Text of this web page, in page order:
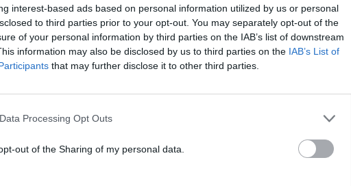
interest-based ads based on personal information utilized by us or personal
to third parties prior to your opt-out. You may separately opt-out of the
of your personal information by third parties on the IAB’s list of downstream
information may also be disclosed by us to third parties on the IAB’s List of
that may further disclose it to other third parties.
Processing Opt Outs
out of the Sharing of my personal data.